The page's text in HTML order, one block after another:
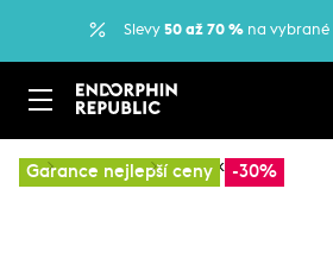
Slevy 50 až 70 % na vybrané
Garance nejlepší ceny -30%
… Dětská kola Dětská kola